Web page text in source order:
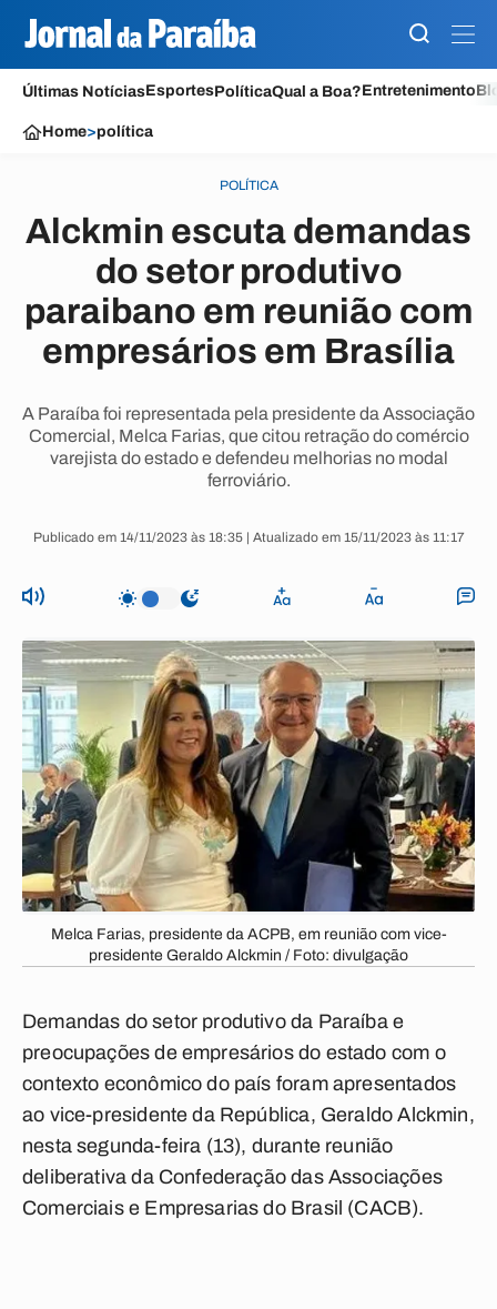
Últimas NotíciasEsportesPolíticaQual a Boa?Entretenimento
Home>política
POLÍTICA
Alckmin escuta demandas
do setor produtivo
paraibano em reunião com
empresários em Brasília
A Paraíba foi representada pela presidente da Associação
Comercial, Melca Farias, que citou retração do comércio
varejista do estado e defendeu melhorias no modal
ferroviário.
Publicado em 14/11/2023 às 18:35 | Atualizado em 15/11/2023 às 11:17
Melca Farias, presidente da ACPB, em reunião com vice-
presidente Geraldo Alckmin / Foto: divulgação
Demandas do setor produtivo da Paraíba e
preocupações de empresários do estado com o
contexto econômico do país foram apresentados
ao vice-presidente da República, Geraldo Alckmin,
nesta segunda-feira (13), durante reunião
deliberativa da Confederação das Associações
Comerciais e Empresarias do Brasil (CACB).